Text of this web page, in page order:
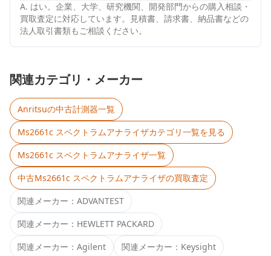
A. はい。企業、大学、研究機関、開発部門からの購入相談・
買取査定に対応しています。見積書、請求書、納品書などの
法人取引書類もご相談ください。
関連カテゴリ・メーカー
Anritsuの中古計測器一覧
Ms2661c スペクトラムアナライザカテゴリ一覧を見る
Ms2661c スペクトラムアナライザ一覧
中古Ms2661c スペクトラムアナライザの買取査定
関連メーカー： ADVANTEST
関連メーカー： HEWLETT PACKARD
関連メーカー： Agilent 関連メーカー： Keysight